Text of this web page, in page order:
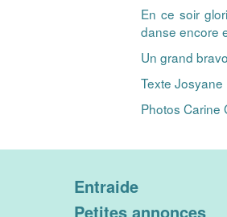
En ce soir
danse encore
Un grand
Texte
Photos Carine
Entraide
Petites annonces